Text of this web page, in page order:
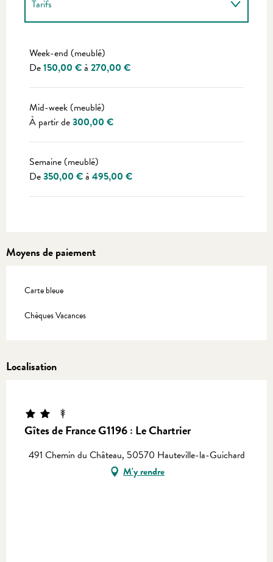
Tarifs
Week-end (meublé)
De150,00 €à 270,00 €
Mid-week (meublé)
À partir de300,00 €
Semaine (meublé)
De350,00 €à 495,00 €
Moyens de paiement
Carte bleue
Chèques Vacances
Localisation
Gîtes de France G1196 : Le Chartrier
Equinoxe
491 Chemin du Château, 50570 Hauteville-la-Guichard
M'y rendre